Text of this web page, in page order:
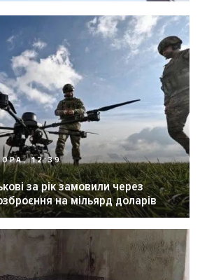
12:39
за рік замовили через
на мільярд доларів